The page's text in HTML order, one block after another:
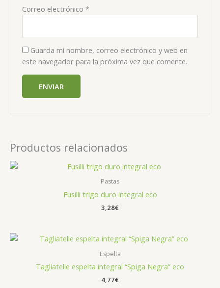
Correo electrónico*
Guarda mi nombre, correo electrónico y web en
este navegador para la próxima vez que comente.
Productos relacionados
Pastas
Fusilli trigo duro integral eco
3,28€
Espelta
Tagliatelle espelta integral “Spiga Negra” eco
4,77€